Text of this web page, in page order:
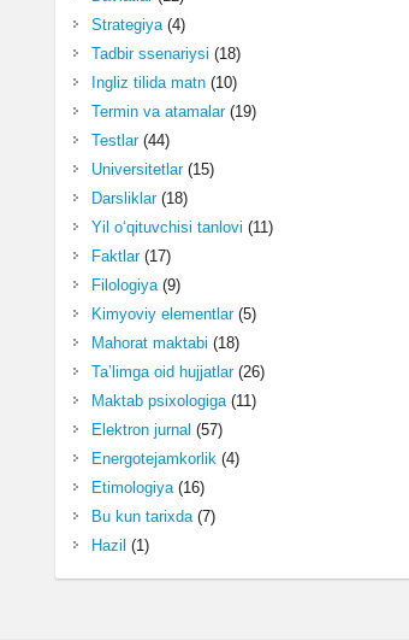
Strategiya(4)
Tadbir ssenariysi (18)
Ingliz tilida matn(10)
Termin va atamalar(19)
Testlar(44)
Universitetlar(15)
Darsliklar(18)
Yil o‘qituvchisi tanlovi (11)
Faktlar(17)
Filologiya(9)
Kimyoviy elementlar(5)
Mahorat maktabi (18)
Ta’limga oid hujjatlar(26)
Maktab psixologiga(11)
Elektron jurnal (57)
Energotejamkorlik(4)
Etimologiya(16)
Bu kun tarixda(7)
Hazil (1)